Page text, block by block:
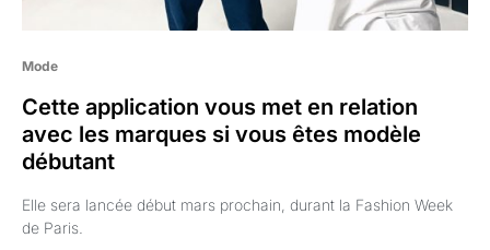
Mode
Cette application vous met en relation
avec les marques si vous êtes modèle
débutant
Elle sera lancée début mars prochain, durant la Fashion Week
de Paris.